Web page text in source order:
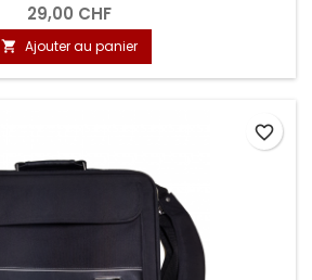
29,00 CHF
 Ajouter au panier
favorite_border